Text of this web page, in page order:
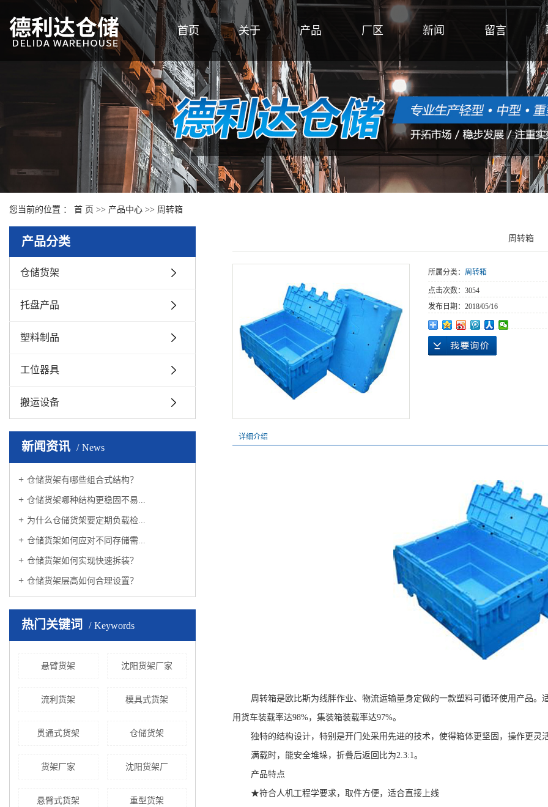
首页 关于 产品 厂区 新闻 留言
您当前的位置 ： 首 页 >> 产品中心 >> 周转箱
产品分类
仓储货架
托盘产品
塑料制品
工位器具
搬运设备
新闻资讯 News
仓储货架有哪些组合式结构？
仓储货架哪种结构更稳固不易...
为什么仓储货架要定期负载检...
仓储货架如何应对不同存储需...
仓储货架如何实现快速拆装？
仓储货架层高如何合理设置？
热门关键词 Keywords
悬臂货架 沈阳货架厂家
流利货架 模具式货架
贯通式货架 仓储货架
货架厂家 沈阳货架厂
悬臂式货架 重型货架
周转箱
所属分类： 周转箱
点击次数： 3054
发布日期： 2018/05/16
详细介绍
周转箱是欧比斯为线胖作业、物流运输量身定做的一款塑料可循环使用产品
用货车装载率达98%，集装箱装载率达97%。
独特的结构设计，特别是开门处采用先进的技术，使得箱体更坚固，操作更
满载时，能安全堆垛，折叠后返回比为2.3:1。
产品特点
★符合人机工程学要求，取件方便，适合直接上线